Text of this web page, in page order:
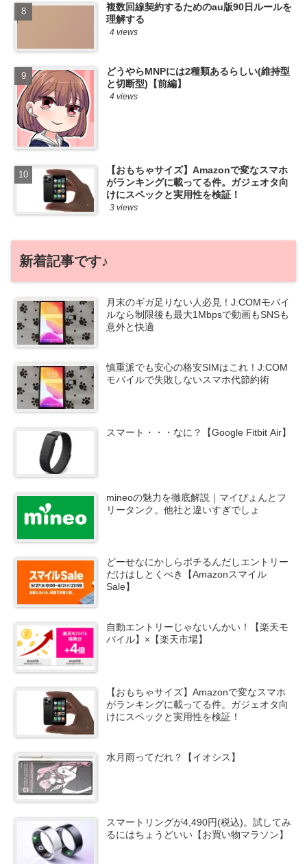
複数回線契約するためのau版90日ルールを
理解する
4 views
どうやらMNPには2種類あるらしい(維持型
と切断型)【前編】
4 views
【おもちゃサイズ】Amazonで変なスマホ
がランキングに載ってる件。ガジェオタ向
けにスペックと実用性を検証！
3 views
新着記事です♪
月末のギガ足りない人必見！J:COMモバイ
ルなら制限後も最大1Mbpsで動画もSNSも
意外と快適
慎重派でも安心の格安SIMはこれ！J:COM
モバイルで失敗しないスマホ代節約術
スマート・・・なに？【Google Fitbit Air】
mineoの魅力を徹底解説｜マイぴょんとフ
リータンク。他社と違いすぎでしょ
どーせなにかしらポチるんだしエントリー
だけはしとくべき【Amazonスマイル
Sale】
自動エントリーじゃないんかい！【楽天モ
バイル】×【楽天市場】
【おもちゃサイズ】Amazonで変なスマホ
がランキングに載ってる件。ガジェオタ向
けにスペックと実用性を検証！
水月雨ってだれ？【イオシス】
スマートリングが4,490円(税込)。試してみ
るにはちょうどいい【お買い物マラソン】